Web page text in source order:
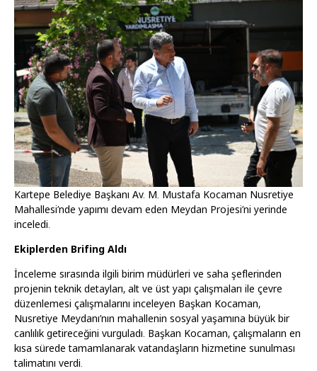
Kartepe Belediye Başkanı Av. M. Mustafa Kocaman Nusretiye
Mahallesi’nde yapımı devam eden Meydan Projesi’ni yerinde
inceledi.
Ekiplerden Brifing Aldı
İnceleme sırasında ilgili birim müdürleri ve saha şeflerinden
projenin teknik detayları, alt ve üst yapı çalışmaları ile çevre
düzenlemesi çalışmalarını inceleyen Başkan Kocaman,
Nusretiye Meydanı’nın mahallenin sosyal yaşamına büyük bir
canlılık getireceğini vurguladı. Başkan Kocaman, çalışmaların en
kısa sürede tamamlanarak vatandaşların hizmetine sunulması
talimatını verdi.